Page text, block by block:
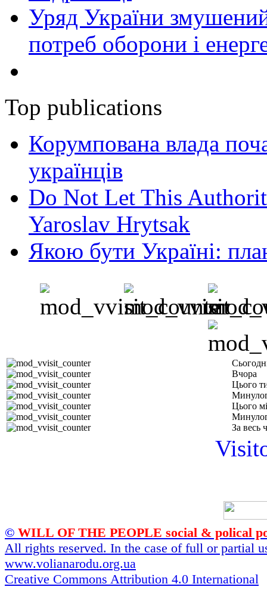
Уряд України
потреб оборони і
Top publications
Корумпована влада
українців
Do Not Let This
Yaroslav Hrytsak
Якою бути Україні:
Вчора
Цього
Цього
За весь
© WILL OF THE PEOPLE social & polical
All rights reserved. In the case of full or partial
www.volianarodu.org.ua
Creative Commons Attribution 4.0 International